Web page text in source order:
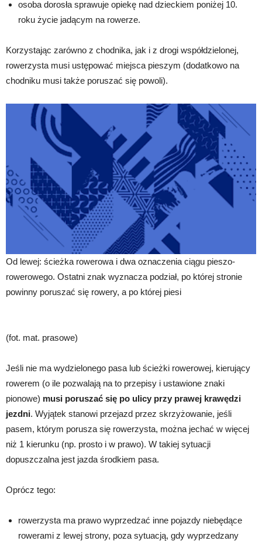
osoba dorosła sprawuje opiekę nad dzieckiem poniżej 10.
roku życie jadącym na rowerze.
Korzystając zarówno z chodnika, jak i z drogi współdzielonej,
rowerzysta musi ustępować miejsca pieszym (dodatkowo na
chodniku musi także poruszać się powoli).
Od lewej: ścieżka rowerowa i dwa oznaczenia ciągu pieszo-
rowerowego. Ostatni znak wyznacza podział, po której stronie
powinny poruszać się rowery, a po której piesi
(fot. mat. prasowe)
Jeśli nie ma wydzielonego pasa lub ścieżki rowerowej, kierujący
rowerem (o ile pozwalają na to przepisy i ustawione znaki
pionowe) musi poruszać się po ulicy przy prawej krawędzi
jezdni. Wyjątek stanowi przejazd przez skrzyżowanie, jeśli
pasem, którym porusza się rowerzysta, można jechać w więcej
niż 1 kierunku (np. prosto i w prawo). W takiej sytuacji
dopuszczalna jest jazda środkiem pasa.
Oprócz tego:
rowerzysta ma prawo wyprzedzać inne pojazdy niebędące
rowerami z lewej strony, poza sytuacją, gdy wyprzedzany